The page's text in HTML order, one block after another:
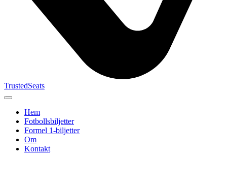
TrustedSeats
Hem
Fotbollsbiljetter
Formel 1‑biljetter
Om
Kontakt